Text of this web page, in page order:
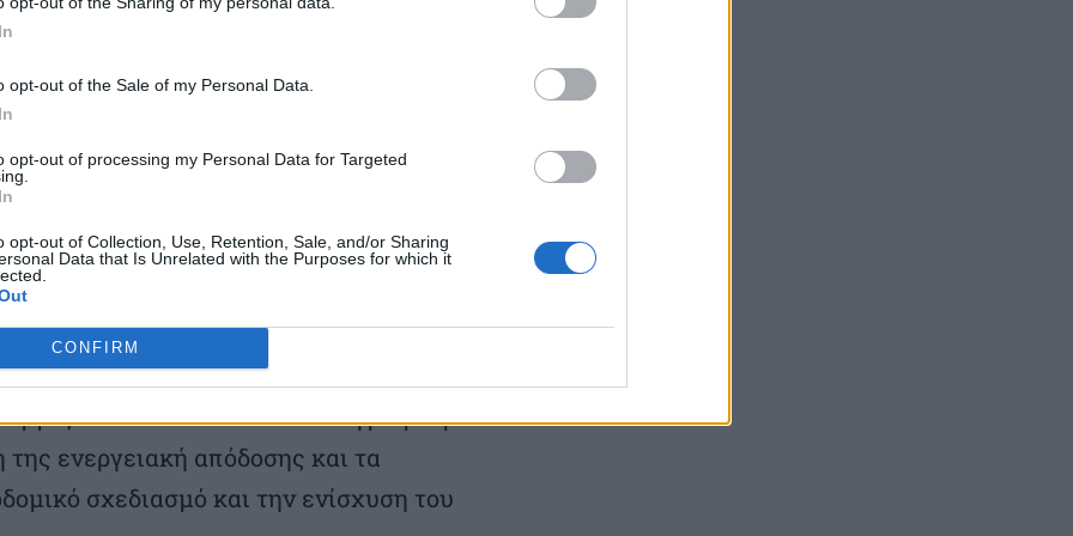
opt-out of the Sale of my Personal Data.
opt-out of processing my Personal Data for Targeted
opt-out of Collection, Use, Retention, Sale, and/or Sharing
Data that Is Unrelated with the Purposes for which it
CONFIRM
αυξήσεις της θερμοκρασίας αέρα
100-500 μέτρων από το data center
τις επικρατούσες ανεμολογικές
της αστικής περιοχής (λ.χ.
διάδρομοι αερισμού, κ.ά.)»,
το ερώτημα που τίθεται είναι
και περιβαλλοντικό επίπεδο
των data centers στο τοπικό
ότι απαιτείται ένα πλέγμα μέτρων
της ενεργειακή απόδοσης και τα
σχεδιασμό και την ενίσχυση του